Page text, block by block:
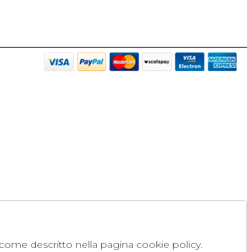
descritto nella pagina cookie policy.